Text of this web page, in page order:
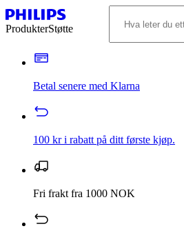
ProdukterStøtte
Betal senere med Klarna
100 kr i rabatt på ditt første kjøp.
Fri frakt fra 1000 NOK